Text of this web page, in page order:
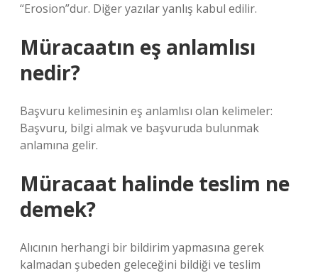
“Erosion”dur. Diğer yazılar yanlış kabul edilir.
Müracaatın eş anlamlısı
nedir?
Başvuru kelimesinin eş anlamlısı olan kelimeler:
Başvuru, bilgi almak ve başvuruda bulunmak
anlamına gelir.
Müracaat halinde teslim ne
demek?
Alıcının herhangi bir bildirim yapmasına gerek
kalmadan şubeden geleceğini bildiği ve teslim